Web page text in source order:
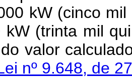
kW (cinco
kW (trinta mil
valor
nº 9.648, de